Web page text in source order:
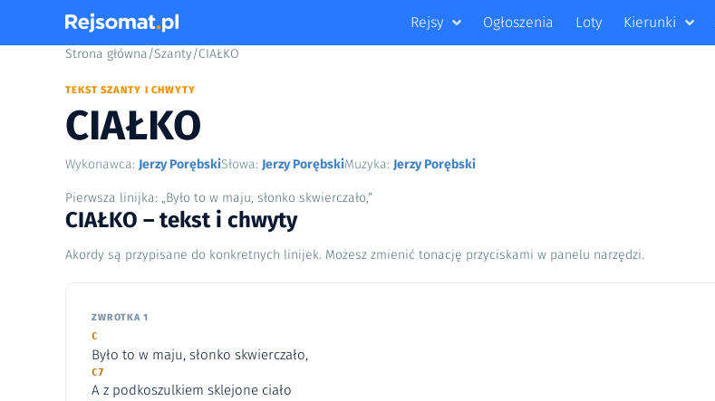
Rejsy Ogłoszenia Loty Kierunki
Strona główna/Szanty/CIAŁKO
TEKST SZANTY I CHWYTY
CIAŁKO
Wykonawca: Jerzy PorębskiSłowa: Jerzy PorębskiMuzyka: Jerzy Porębski
Pierwsza linijka: „Było to w maju, słonko skwierczało,”
CIAŁKO – tekst i chwyty
Akordy są przypisane do konkretnych linijek. Możesz zmienić tonację przyciskami w panelu narzędzi.
ZWROTKA 1
C
Było to w maju, słonko skwierczało,
C7
A z podkoszulkiem sklejone ciało